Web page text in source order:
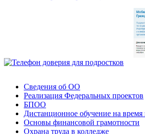
Сведения об ОО
Реализация Федеральных проектов
БПОО
Дистанционное обучение на время
Основы финансовой грамотности
Охрана труда в колледже